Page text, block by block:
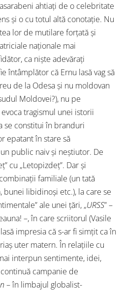
ahtiați de o celebritate
și o cu totul altă conotație. Nu
lor de mutilare forțată și
naționale mai
ca niște adevărați
întâmplător că Ernu lasă vag să
de la Odesa și nu moldovan
Moldovei?), nu pe
tragismul unei istorii
se constitui în branduri
epatant în stare să
public naiv și neștiutor. De
cu „Letopizdeț”. Dar și
familiale (un tată
bunei libidinoși etc.), la care se
ale unei țări, „URSS” –
–, în care scriitorul (Vasile
impresia că s-ar fi simțit ca în
uter matern. În relațiile cu
interpun sentimente, idei,
campanie de
– în limbajul globalist-